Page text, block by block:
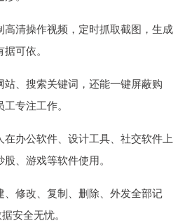
清操作视频，定时抓取截图，生成
可依。
、搜索关键词，还能一键屏蔽购
专注工作。
办公软件、设计工具、社交软件上
、游戏等软件使用。
修改、复制、删除、外发全部记
安全无忧。